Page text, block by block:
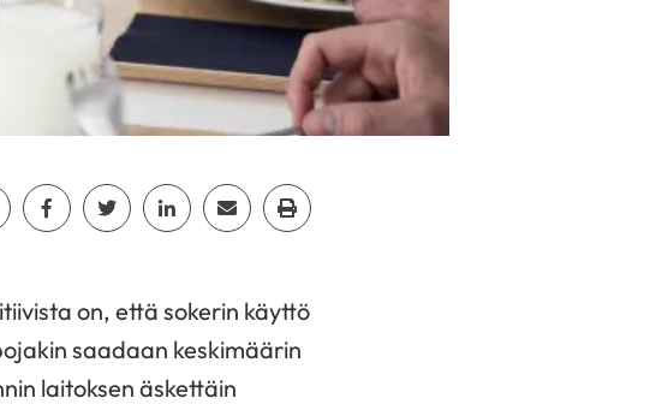
Whatsapp
Jaa Facebook
Jaa TwitterJaa LinkedinJaa EmailJaa Print
on, että sokerin käyttö
saadaan keskimäärin
laitoksen äskettäin